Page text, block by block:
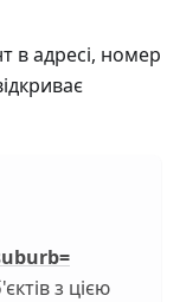
в адресі, номер
з цією